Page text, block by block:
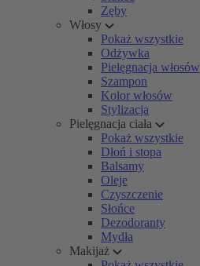
Zęby
Włosy
Pokaż wszystkie
Odżywka
Pielęgnacja włosów
Szampon
Kolor włosów
Stylizacja
Pielęgnacja ciała
Pokaż wszystkie
Dłoń i stopa
Balsamy
Oleje
Czyszczenie
Słońce
Dezodoranty
Mydła
Makijaż